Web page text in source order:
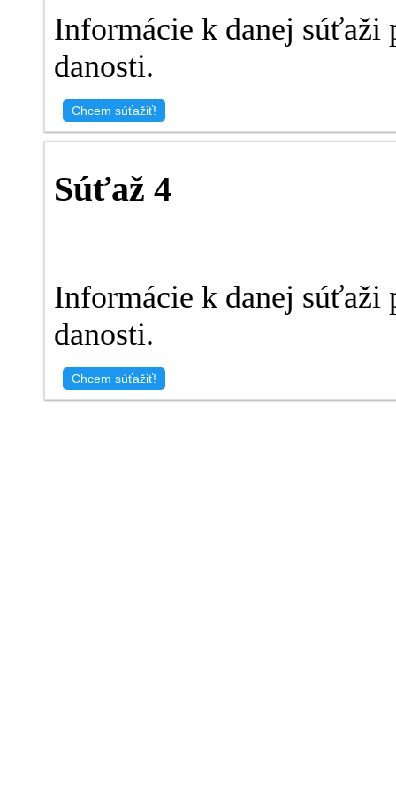
Informácie k danej súťaži
danosti.
Chcem súťažiť!
Súťaž 4
Informácie k danej súťaži
danosti.
Chcem súťažiť!